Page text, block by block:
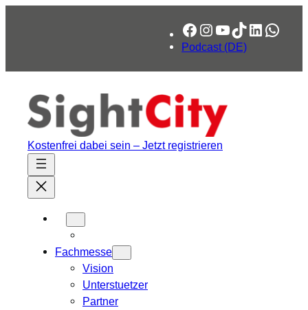
Facebook
Instagram
YouTube
TikTok
LinkedIn
Podcast (DE)
Kostenfrei dabei sein – Jetzt registrieren
Fachmesse
Vision
Unterstuetzer
Partner